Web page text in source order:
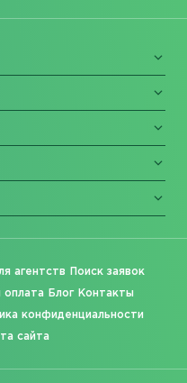
агентств Поиск заявок
оплата Блог Контакты
конфиденциальности
сайта